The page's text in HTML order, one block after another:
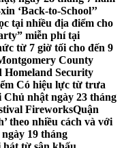
‘Back-to-School’’
tại nhiều địa điểm cho
miễn phí tại
từ 7 giờ tối cho đến 9
County
Homeland Security
Có hiệu lực từ trưa
Chủ nhật ngày 23 tháng
FireworksQuận
theo nhiều cách và với
19 tháng